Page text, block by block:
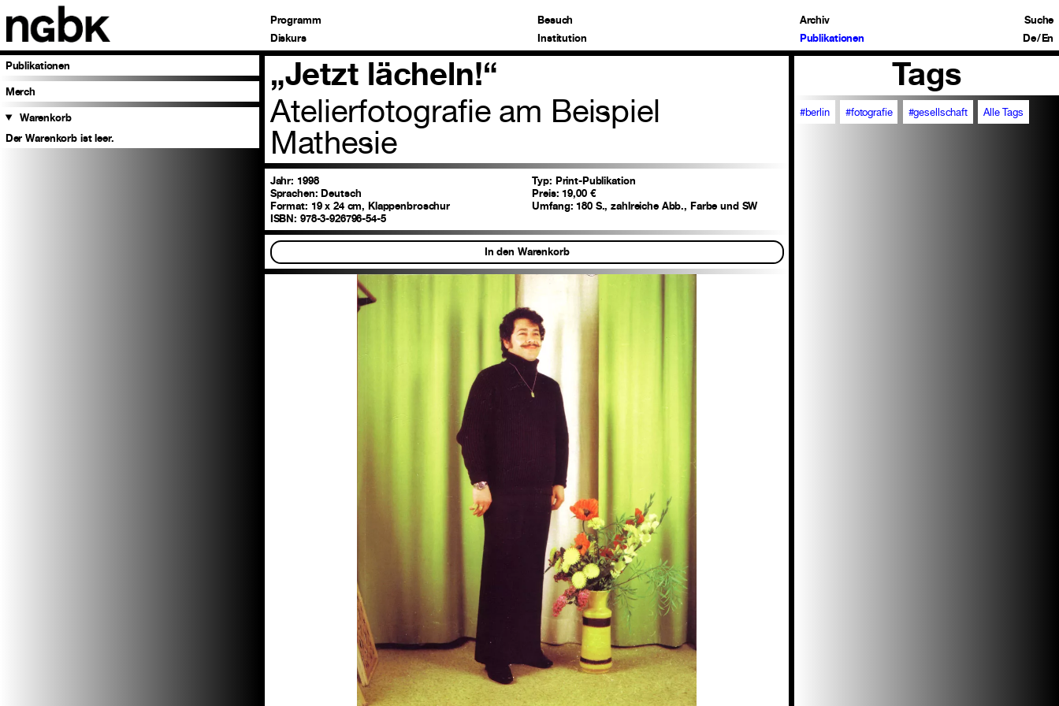
Programm
Diskurs
Besuch
Institution
Archiv
Publikationen
Publikationen
Merch
Warenkorb
Der Warenkorb ist leer.
Suche
De/En
„Jetzt lächeln!“
Atelierfotografie am Beispiel
Mathesie
Jahr: 1998 Typ: Print-Publikation
Sprachen: Deutsch Preis: 19,00 €
Format: 19 x 24 cm, Klappenbroschur Umfang: 180 S., zahlreiche Abb., Farbe und SW
ISBN: 978-3-926796-54-5
In den Warenkorb
Tags
#berlin #fotografie #gesellschaft Alle Tags